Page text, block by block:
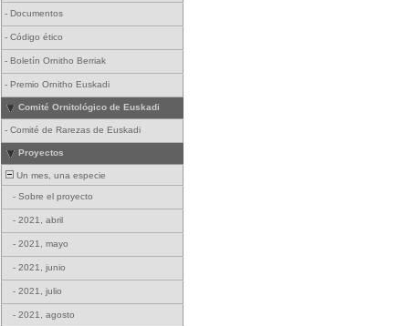
- Documentos
- Código ético
- Boletín Ornitho Berriak
- Premio Ornitho Euskadi
Comité Ornitológico de Euskadi
- Comité de Rarezas de Euskadi
Proyectos
Un mes, una especie
- Sobre el proyecto
- 2021, abril
- 2021, mayo
- 2021, junio
- 2021, julio
- 2021, agosto